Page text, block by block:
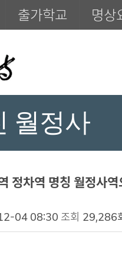
출가학교 명상
월정사
정차역 명칭 월정사
04 08:30 조회 29,286